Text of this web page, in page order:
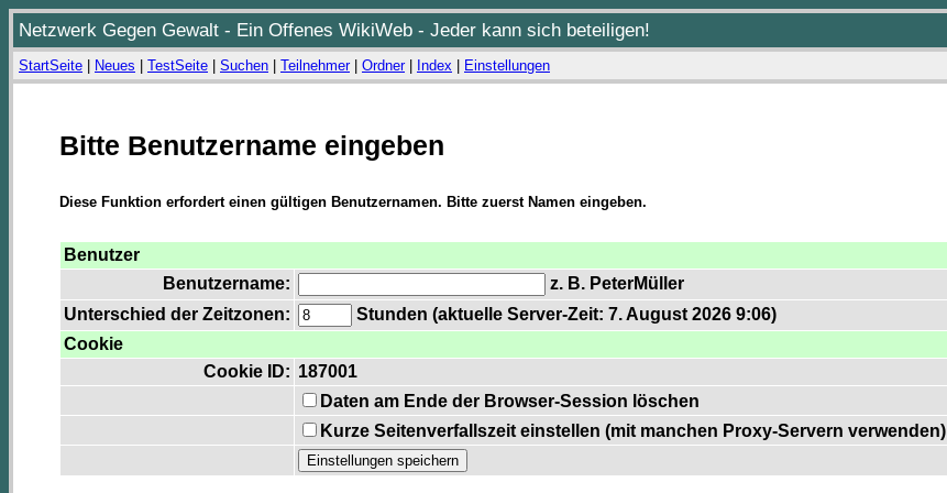
Netzwerk Gegen Gewalt - Ein Offenes WikiWeb - Jeder kann sich beteiligen!
StartSeite Neues TestSeite Suchen Teilnehmer| Ordner| Index Einstellungen
Bitte Benutzername eingeben
Diese Funktion erfordert einen gültigen Benutzernamen. Bitte zuerst Namen eingeben.
Benutzer
Benutzername:
z. B. PeterMüller
Unterschied der Zeitzonen:
Stunden (aktuelle Server-Zeit: 7. August 2026 9:06)
Cookie
Cookie ID: 187001
Daten am Ende der Browser-Session löschen
Kurze Seitenverfallszeit einstellen (mit manchen Proxy-Servern verwenden)